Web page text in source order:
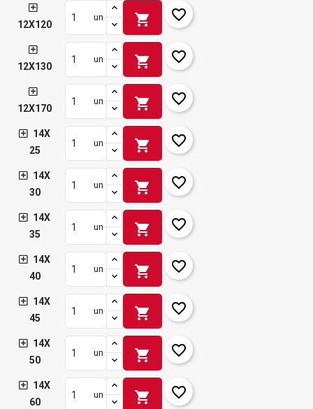
12X120
un shopping_cart favorite_border
12X130
un shopping_cart favorite_border
12X170
un shopping_cart favorite_border
14X
25
un shopping_cart favorite_border
14X
30
un shopping_cart favorite_border
14X
35
un shopping_cart favorite_border
14X
40
un shopping_cart favorite_border
14X
45
un shopping_cart favorite_border
14X
50
un shopping_cart favorite_border
14X
60
un shopping_cart favorite_border